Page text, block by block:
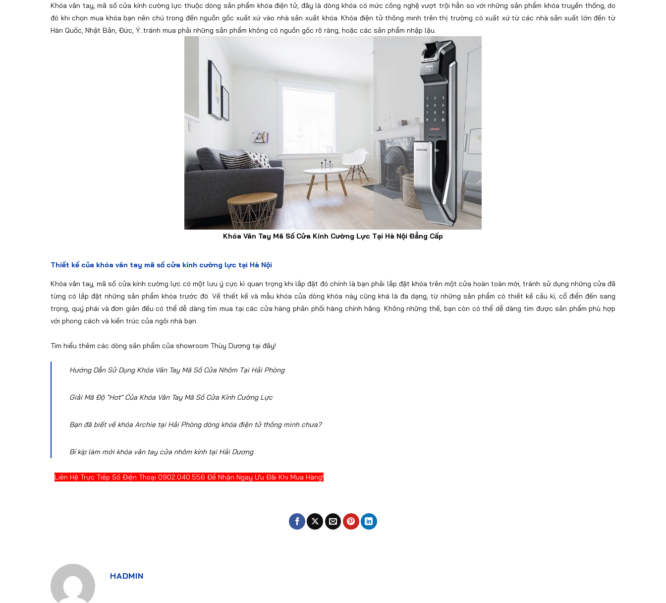
Khóa vân tay, mã số cửa kính cường lực thuộc dòng sản phẩm khóa điện tử, đây là dòng khóa có mức công nghệ vượt trội hẳn so với những sản phẩm khóa truyền thống, do
đó khi chọn mua khóa bạn nên chú trong đến nguồn gốc xuất xứ vào nhà sản xuất khóa. Khóa điện tử thông minh trên thị trường có xuất xứ từ các nhà sản xuất lớn đến từ
Hàn Quốc, Nhật Bản, Đức, Ý...tránh mua phải những sản phẩm không có nguồn gốc rõ ràng, hoặc các sản phẩm nhập lậu.
Khóa Vân Tay Mã Số Cửa Kính Cường Lực Tại Hà Nội Đẳng Cấp
Thiết kế của khóa vân tay mã số cửa kính cường lực tại Hà Nội
Khóa vân tay, mã số cửa kính cường lực có một lưu ý cực kì quan trọng khi lắp đặt đó chính là bạn phải lắp đặt khóa trên một cửa hoàn toàn mới, tránh sử dụng những cửa đã
từng có lắp đặt những sản phẩm khóa trước đó. Về thiết kế và mẫu khóa của dòng khóa này cũng khá là đa dạng, từ những sản phẩm có thiết kế cầu kì, cổ điển đến sang
trọng, quý phái và đơn giản đều có thể dễ dàng tìm mua tại các cửa hàng phân phối hàng chính hãng. Không những thế, bạn còn có thể dễ dàng tìm được sản phẩm phù hợp
với phong cách và kiến trúc của ngôi nhà bạn.
Tìm hiểu thêm các dòng sản phẩm của showroom Thùy Dương tại đây!
Hướng Dẫn Sử Dụng Khóa Vân Tay Mã Số Cửa Nhôm Tại Hải Phòng
Giải Mã Độ "Hot" Của Khóa Vân Tay Mã Số Cửa Kính Cường Lực
Bạn đã biết về khóa Archie tại Hải Phòng dòng khóa điện tử thông minh chưa?
Bí kíp làm mới khóa vân tay cửa nhôm kính tại Hải Dương
Liên Hệ Trực Tiếp Số Điện Thoại 0902.040.556 Để Nhận Ngay Ưu Đãi Khi Mua Hàng!
HADMIN